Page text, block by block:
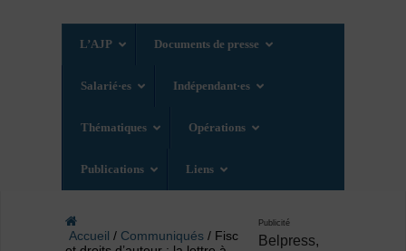
L’AJP Documents de presse
Salarié·es Indépendant·es
Thématiques Opérations
Publications Liens
Accueil / Communiqués/ Fisc
Publicité
Belpress,